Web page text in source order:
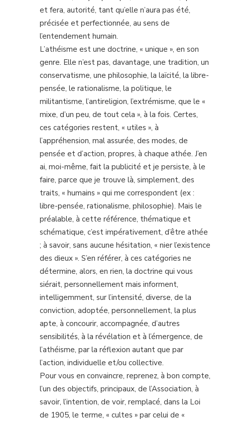
et fera, autorité, tant qu’elle n’aura pas été,
précisée et perfectionnée, au sens de
l’entendement humain.
L’athéisme est une doctrine, « unique », en son
genre. Elle n’est pas, davantage, une tradition, un
conservatisme, une philosophie, la laïcité, la libre-
pensée, le rationalisme, la politique, le
militantisme, l’antireligion, l’extrémisme, que le «
mixe, d’un peu, de tout cela », à la fois. Certes,
ces catégories restent, « utiles », à
l’appréhension, mal assurée, des modes, de
pensée et d’action, propres, à chaque athée. J’en
ai, moi-même, fait la publicité et je persiste, à le
faire, parce que je trouve là, simplement, des
traits, « humains » qui me correspondent (ex :
libre-pensée, rationalisme, philosophie). Mais le
préalable, à cette référence, thématique et
schématique, c’est impérativement, d’être athée
; à savoir, sans aucune hésitation, « nier l’existence
des dieux ». S’en référer, à ces catégories ne
détermine, alors, en rien, la doctrine qui vous
siérait, personnellement mais informent,
intelligemment, sur l’intensité, diverse, de la
conviction, adoptée, personnellement, la plus
apte, à concourir, accompagnée, d’autres
sensibilités, à la révélation et à l’émergence, de
l’athéisme, par la réflexion autant que par
l’action, individuelle et/ou collective.
Pour vous en convaincre, reprenez, à bon compte,
l’un des objectifs, principaux, de l’Association, à
savoir, l’intention, de voir, remplacé, dans la Loi
de 1905, le terme, « cultes » par celui de «